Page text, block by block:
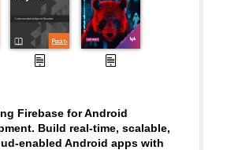
Firebase for Android
Build real-time, scalable,
enabled Android apps with